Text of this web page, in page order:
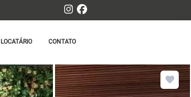
LOCATÁRIO CONTATO